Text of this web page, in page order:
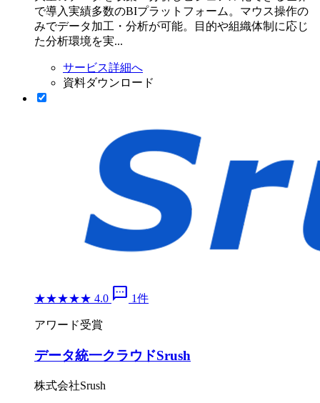
で導入実績多数のBIプラットフォーム。マウス操作の
みでデータ加工・分析が可能。目的や組織体制に応じ
た分析環境を実...
サービス詳細へ
資料ダウンロード
★★★★★ 4.0 sms 1件
アワード受賞
データ統一クラウドSrush
株式会社Srush